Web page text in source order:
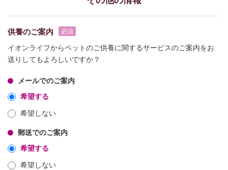
供養のご案内
イオンライフからペットのご供養に関するサービスのご案内をお
送りしてもよろしいですか？
メールでのご案内
希望する
希望しない
郵送でのご案内
希望する
希望しない